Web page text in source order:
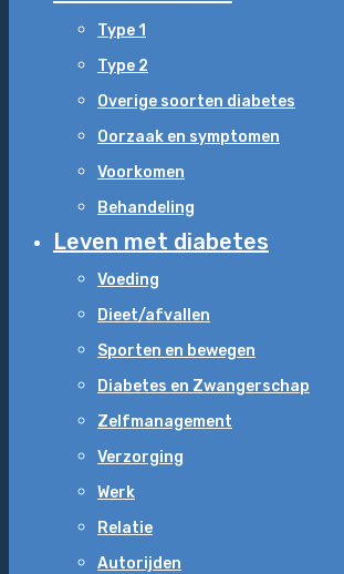
Type 1
Type 2
Overige soorten diabetes
Oorzaak en symptomen
Voorkomen
Behandeling
Leven met diabetes
Voeding
Dieet/afvallen
Sporten en bewegen
Diabetes en Zwangerschap
Zelfmanagement
Verzorging
Werk
Relatie
Autorijden